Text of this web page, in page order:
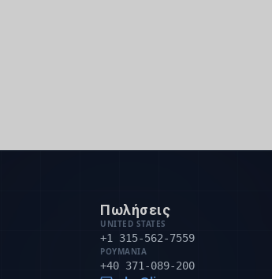
Πωλήσεις
UNITED STATES
+1 315-562-7559
ΡΟΥΜΑΝΊΑ
+40 371-089-200